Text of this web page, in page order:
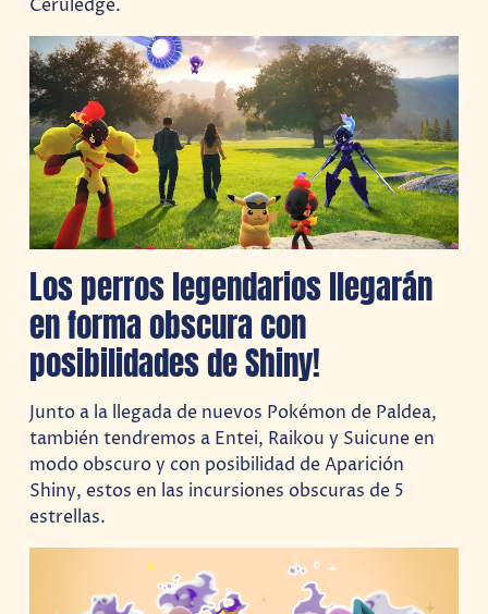
Ceruledge.
Los perros legendarios llegarán
en forma obscura con
posibilidades de Shiny!
Junto a la llegada de nuevos Pokémon de Paldea,
también tendremos a Entei, Raikou y Suicune en
modo obscuro y con posibilidad de Aparición
Shiny, estos en las incursiones obscuras de 5
estrellas.